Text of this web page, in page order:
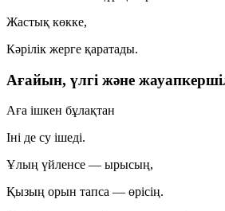
Жастық көкке,
Кәрілік жерге қаратады.
Ағайын, үлгі және
Аға ішкен бұлақтан
Іні де су ішеді.
Ұлың үйленсе — ырысың,
Қызың орын тапса — өрісің.